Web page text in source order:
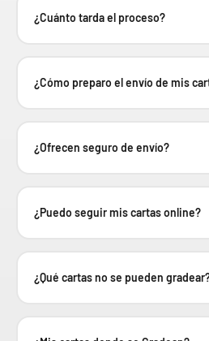
¿Cuánto tarda el proceso?
¿Cómo preparo el envío de mis
¿Ofrecen seguro de envío?
¿Puedo seguir mis cartas online?
¿Qué cartas no se pueden